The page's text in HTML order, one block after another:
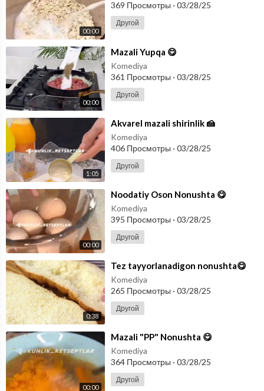
00:00
369 Просмотры · 03/28/25
Другой
00:00
⁣Mazali Yupqa 😋
Komediya
361 Просмотры · 03/28/25
Другой
1:05
⁣Akvarel mazali shirinlik 🍰
Komediya
406 Просмотры · 03/28/25
Другой
00:00
⁣Noodatiy Oson Nonushta 😋
Komediya
395 Просмотры · 03/28/25
Другой
0:38
⁣Tez tayyorlanadigon nonushta😋
Komediya
265 Просмотры · 03/28/25
Другой
00:00
⁣Mazali "PP" Nonushta 😋
Komediya
364 Просмотры · 03/28/25
Другой